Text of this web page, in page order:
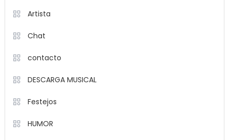
Artista
Chat
contacto
DESCARGA MUSICAL
Festejos
HUMOR